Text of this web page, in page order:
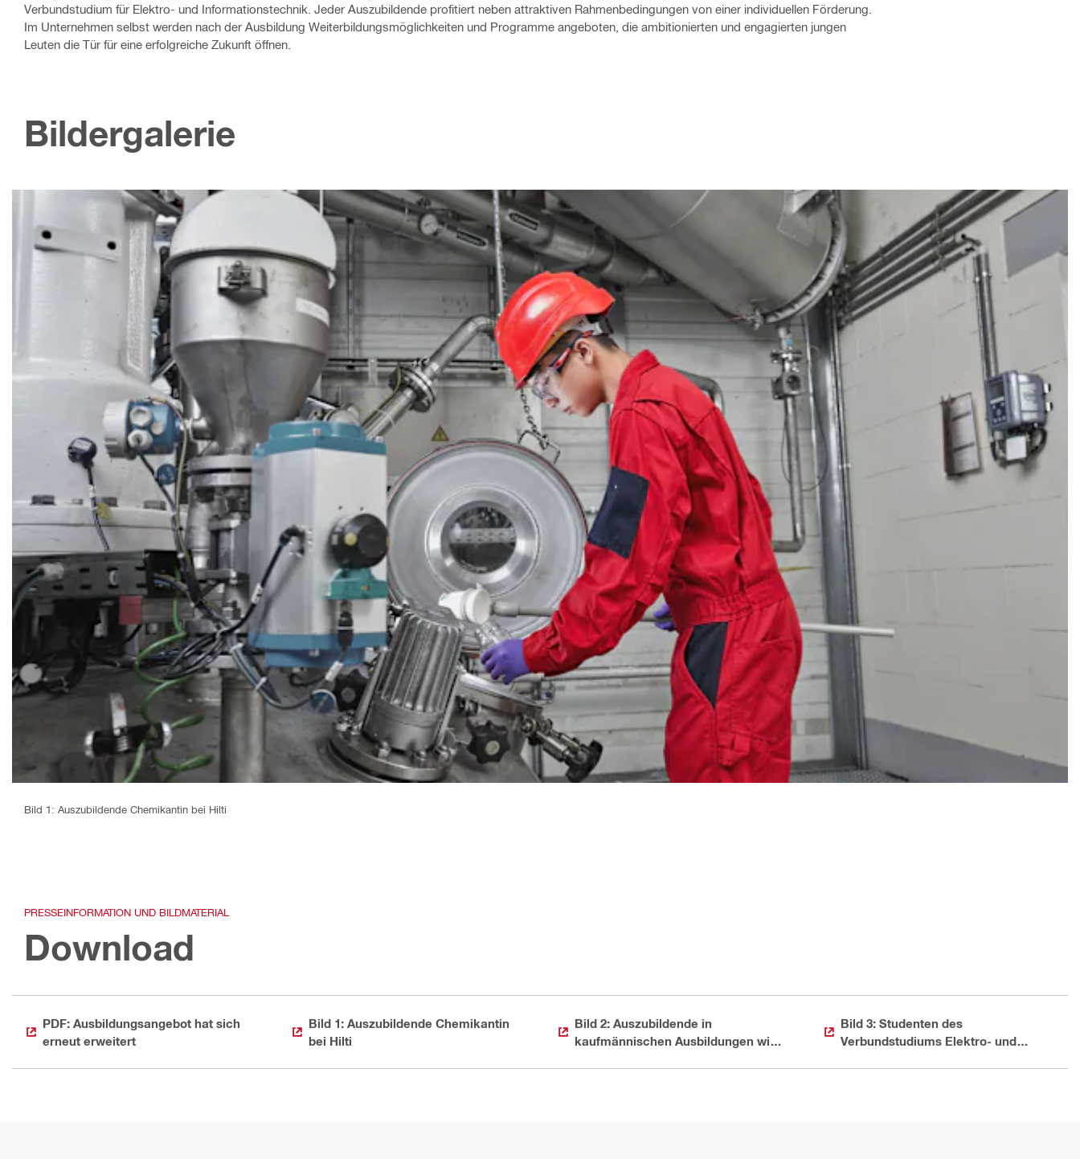
Verbundstudium für Elektro- und Informationstechnik. Jeder Auszubildende profitiert neben attraktiven Rahmenbedingungen von einer individuellen Förderung.
Im Unternehmen selbst werden nach der Ausbildung Weiterbildungsmöglichkeiten und Programme angeboten, die ambitionierten und engagierten jungen
Leuten die Tür für eine erfolgreiche Zukunft öffnen.
Bildergalerie
Bild 1: Auszubildende Chemikantin bei Hilti
PRESSEINFORMATION UND BILDMATERIAL
Download
PDF: Ausbildungsangebot hat sich
erneut erweitert
Bild 1: Auszubildende Chemikantin
bei Hilti
Bild 2: Auszubildende in
kaufmännischen Ausbildungen wie
Bild 3: Studenten des
Verbundstudiums Elektro- und